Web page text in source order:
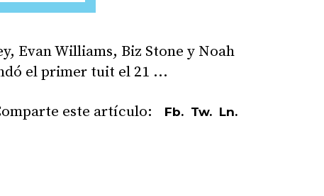
Evan Williams, Biz Stone y Noah
el primer tuit el 21
Fb. Tw. Ln.